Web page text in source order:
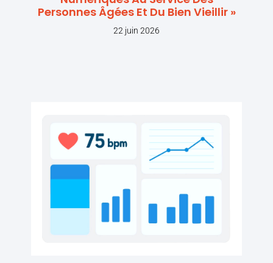
Personnes Âgées Et Du Bien Vieillir »
22 juin 2026